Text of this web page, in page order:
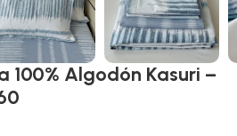
100% Algodón Kasuri –